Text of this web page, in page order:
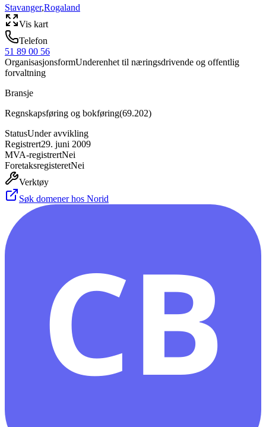
Stavanger,Rogaland
Vis kart
Telefon
51 89 00 56
OrganisasjonsformUnderenhet til næringsdrivende og offentlig
forvaltning
Bransje
Regnskapsføring og bokføring(69.202)
StatusUnder avvikling
Registrert29. juni 2009
MVA-registrertNei
ForetaksregisteretNei
Verktøy
Søk domener hos Norid
CB